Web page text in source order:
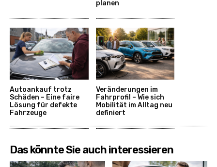
planen
Autoankauf trotz
Schäden – Eine faire
Lösung für defekte
Fahrzeuge
Veränderungen im
Fahrprofil – Wie sich
Mobilität im Alltag neu
definiert
Das könnte Sie auch interessieren